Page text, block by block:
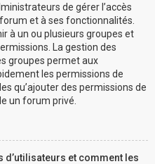
de gérer l’accès
et à ses fonctionnalités.
à un ou plusieurs groupes et
La gestion des
groupes permet aux
les permissions de
qu’ajouter des permissions de
un forum privé.
d’utilisateurs et comment les